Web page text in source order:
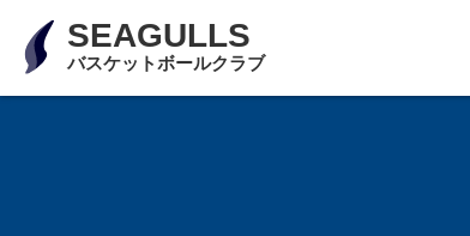
SEAGULLS
バスケットボールクラブ